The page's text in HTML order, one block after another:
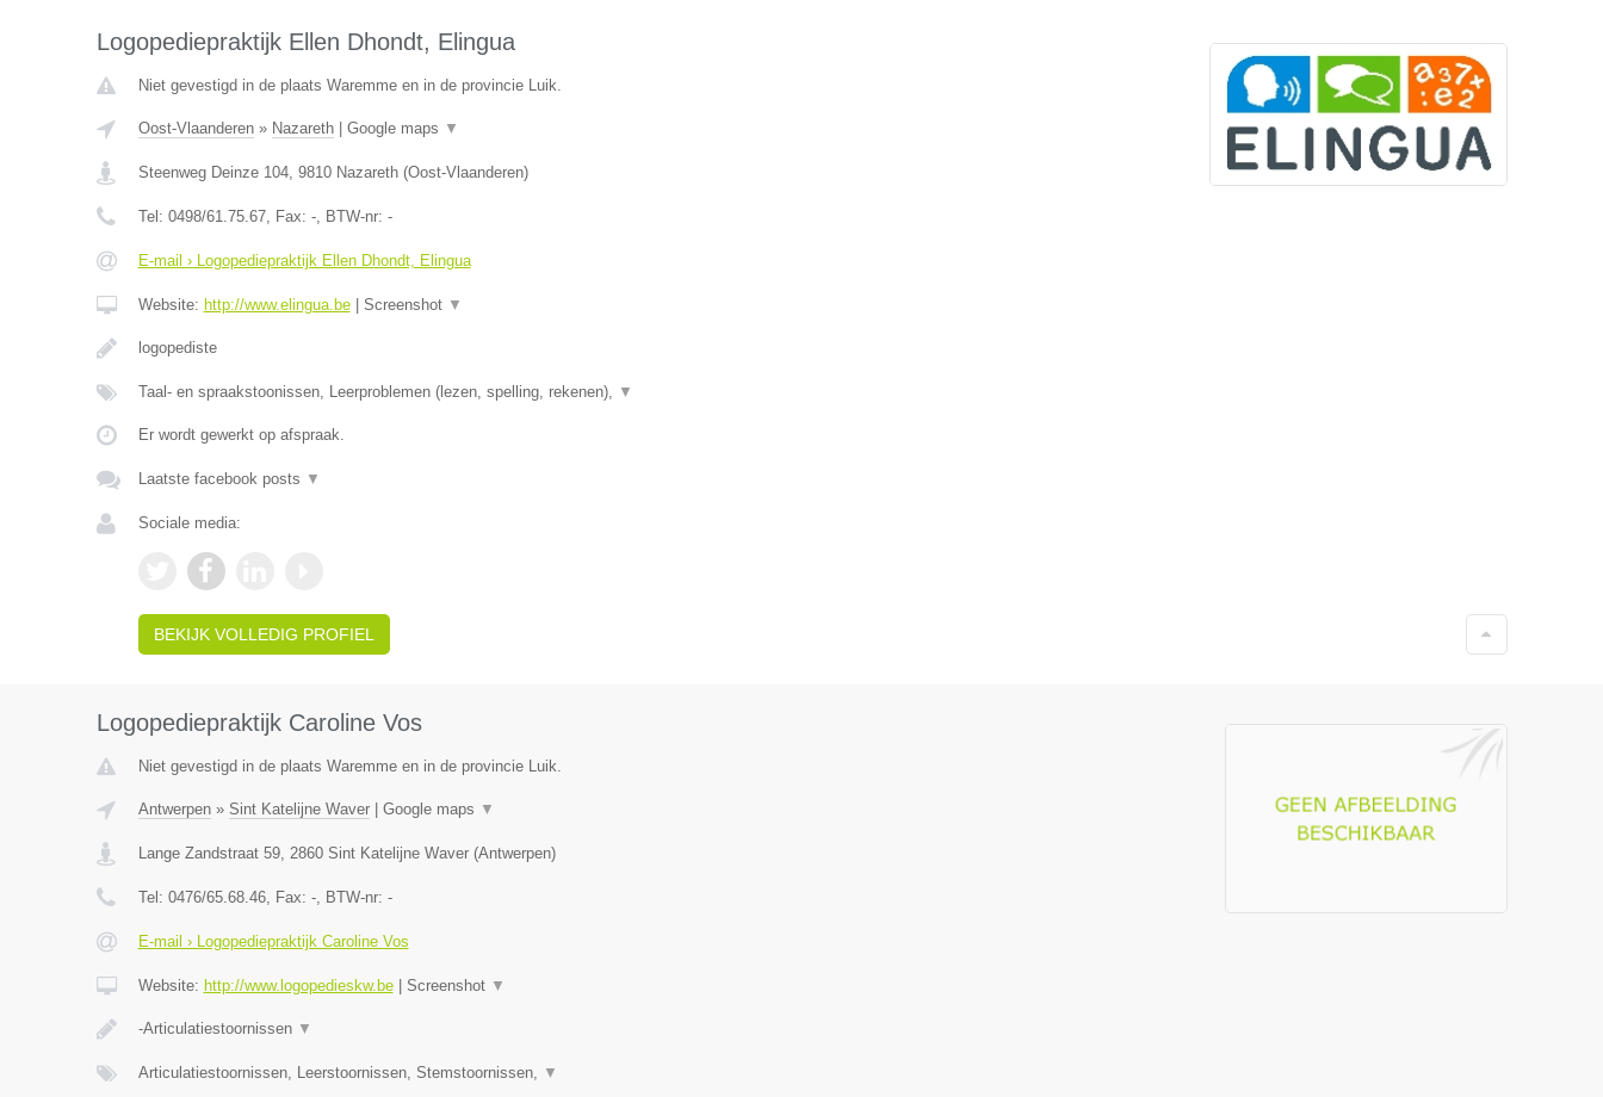
Logopediepraktijk Ellen Dhondt, Elingua
Niet gevestigd in de plaats Waremme en in de provincie Luik.
Oost-Vlaanderen» Nazareth| Google maps ▼
Steenweg Deinze 104, 9810 Nazareth(Oost-Vlaanderen)
Tel: 0498/61.75.67, Fax: -, BTW-nr: -
E-mail › Logopediepraktijk Ellen Dhondt, Elingua
Website: http://www.elingua.be| Screenshot ▼
logopediste
Taal- en spraakstoonissen, Leerproblemen (lezen, spelling, rekenen), ▼
Er wordt gewerkt op afspraak.
Laatste facebook posts ▼
Sociale media:
BEKIJK VOLLEDIG PROFIEL
Logopediepraktijk Caroline Vos
Niet gevestigd in de plaats Waremme en in de provincie Luik.
Antwerpen» Sint Katelijne Waver| Google maps ▼
Lange Zandstraat 59, 2860 Sint Katelijne Waver(Antwerpen)
Tel: 0476/65.68.46, Fax: -, BTW-nr: -
E-mail › Logopediepraktijk Caroline Vos
Website: http://www.logopedieskw.be| Screenshot ▼
-Articulatiestoornissen ▼
Articulatiestoornissen, Leerstoornissen, Stemstoornissen, ▼